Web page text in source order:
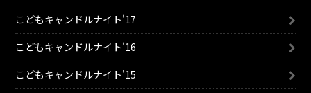
こどもキャンドルナイト'17
こどもキャンドルナイト'16
こどもキャンドルナイト'15